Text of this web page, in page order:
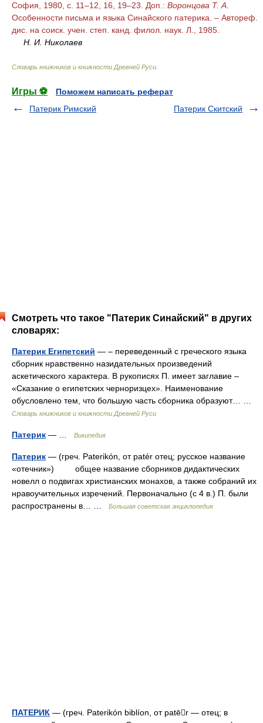
София, 1980, с. 11–12, 16, 19–23.
Доп.: Воронцова Т. А
Особенности письма и языка Синайского патерика. – Автореф.
дис. на соиск. учен. степ. канд. филол. наук. Л., 1985.
Н. И. Николаев
Словарь книжников и книжности Древней Руси
Игры ⚽
Поможем написать реферат
Патерик Римский
Патерик Скитский
Смотреть что такое "Патерик Синайский" в других
словарях:
Патерик Египетский — – переведенный с греческого языка
сборник нравственно назидательных произведений
аскетического характера. В рукописях П. имеет заглавие –
«Сказание о египетских черноризцех». Наименование
обусловлено тем, что большую часть сборника образуют… …
Словарь книжников и книжности Древней Руси
Патерик — … Википедия
Патерик — (греч. Paterikón, от patér отец; русское название
«отечник») общее название сборников дидактических
новелл о подвигах христианских монахов, а также собраний их
нравоучительных изречений. Первоначально (с 4 в.) П. были
распространены в… …
Большая советская энциклопедия
ПАТЕРИК — (греч. Paterikón biblíon, от patēr — отец; в